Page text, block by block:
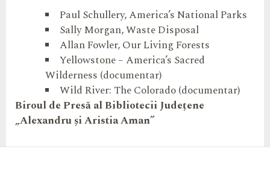
Paul Schullery, America’s National Parks
Sally Morgan, Waste Disposal
Allan Fowler, Our Living Forests
Yellowstone – America’s Sacred
Wilderness (documentar)
Wild River: The Colorado (documentar)
Biroul de Presă alBibliotecii Județene
„Alexandru și Aristia Aman”